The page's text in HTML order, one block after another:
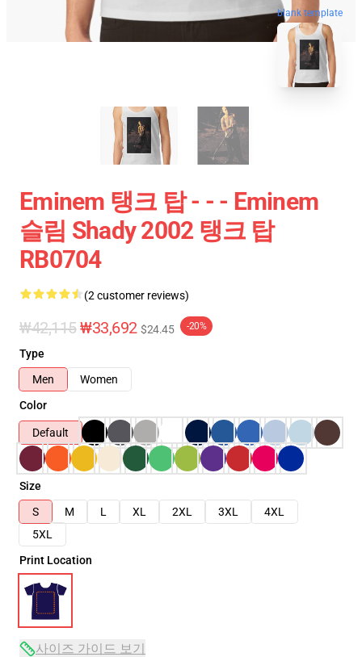
blank template
Eminem 탱크 탑 - - - Eminem
슬림 Shady 2002 탱크 탑
RB0704
(2 customer reviews)
₩42,115₩33,692 $24.45 -20%
Type
Men
Women
Color
Default
Size
S
M L XL 2XL 3XL
4XL
5XL
Print Location
사이즈 가이드 보기